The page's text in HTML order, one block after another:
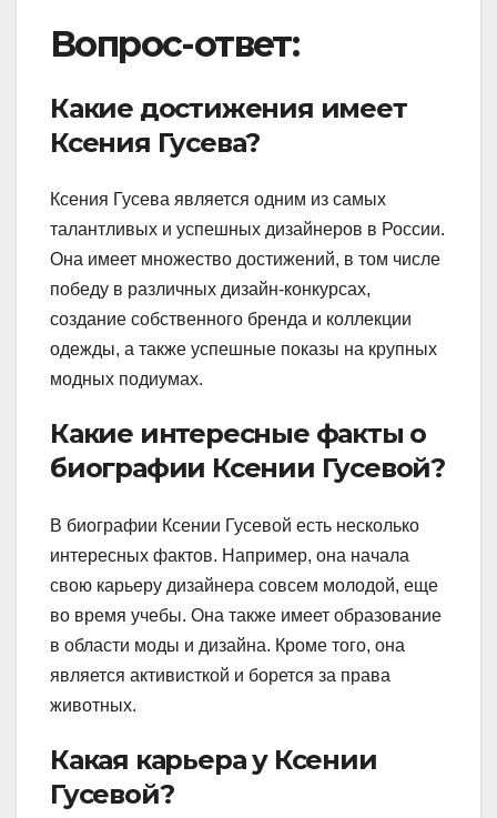
Вопрос-ответ:
Какие достижения имеет
Ксения Гусева?
Ксения Гусева является одним из самых
талантливых и успешных дизайнеров в России.
Она имеет множество достижений, в том числе
победу в различных дизайн-конкурсах,
создание собственного бренда и коллекции
одежды, а также успешные показы на крупных
модных подиумах.
Какие интересные факты о
биографии Ксении Гусевой?
В биографии Ксении Гусевой есть несколько
интересных фактов. Например, она начала
свою карьеру дизайнера совсем молодой, еще
во время учебы. Она также имеет образование
в области моды и дизайна. Кроме того, она
является активисткой и борется за права
животных.
Какая карьера у Ксении
Гусевой?